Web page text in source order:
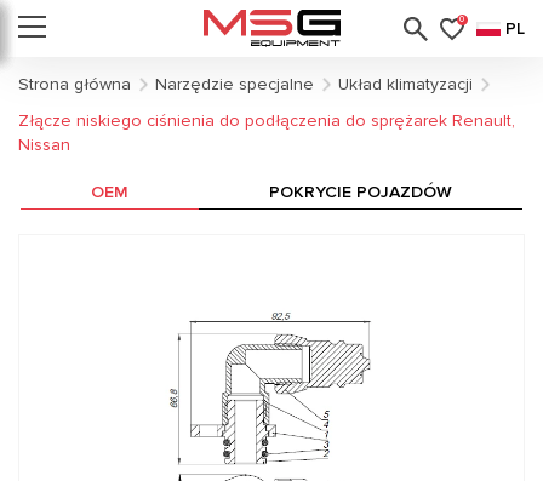
0 PL
Strona główna Narzędzie specjalne
Układ klimatyzacji
Złącze niskiego ciśnienia do podłączenia do sprężarek Renault,
Nissan
OEM POKRYCIE POJAZDÓW